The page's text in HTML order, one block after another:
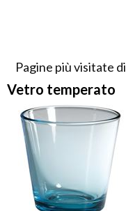
Pagine più visitate
Vetro temperato